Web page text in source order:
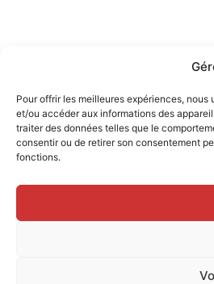
Pour offrir les meilleures expériences,
et/ou accéder aux informations des
traiter des données telles que le
consentir ou de retirer son consentement
fonctions.